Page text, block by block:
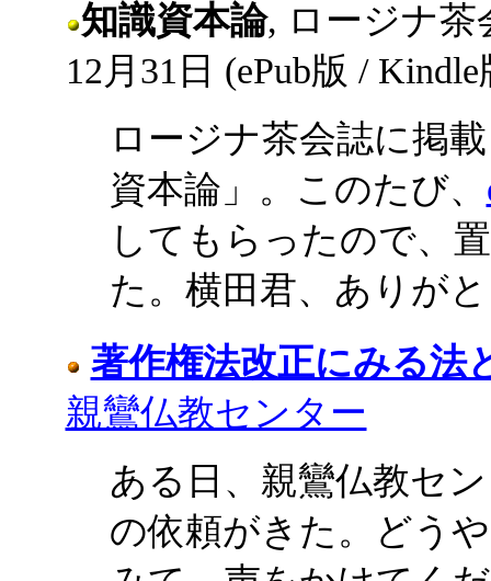
知識資本論, ロージナ茶
12月31日 (ePub版 /
ロージナ茶会誌に掲
資本論」。このたび、
してもらったので、
た。横田君、ありが
著作権法改正にみる法
親鸞仏教センター
ある日、親鸞仏教セ
の依頼がきた。どう